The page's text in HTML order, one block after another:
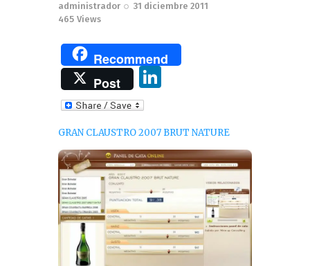
administrador
31 diciembre 2011
465 Views
Recommend
Post
k
e
dI
n
GRAN CLAUSTRO 2007 BRUT NATURE